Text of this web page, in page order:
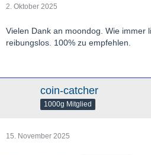
2. Oktober 2025
Vielen Dank an moondog. Wie immer
reibungslos. 100% zu empfehlen.
coin-catcher
1000g Mitglied
15. November 2025